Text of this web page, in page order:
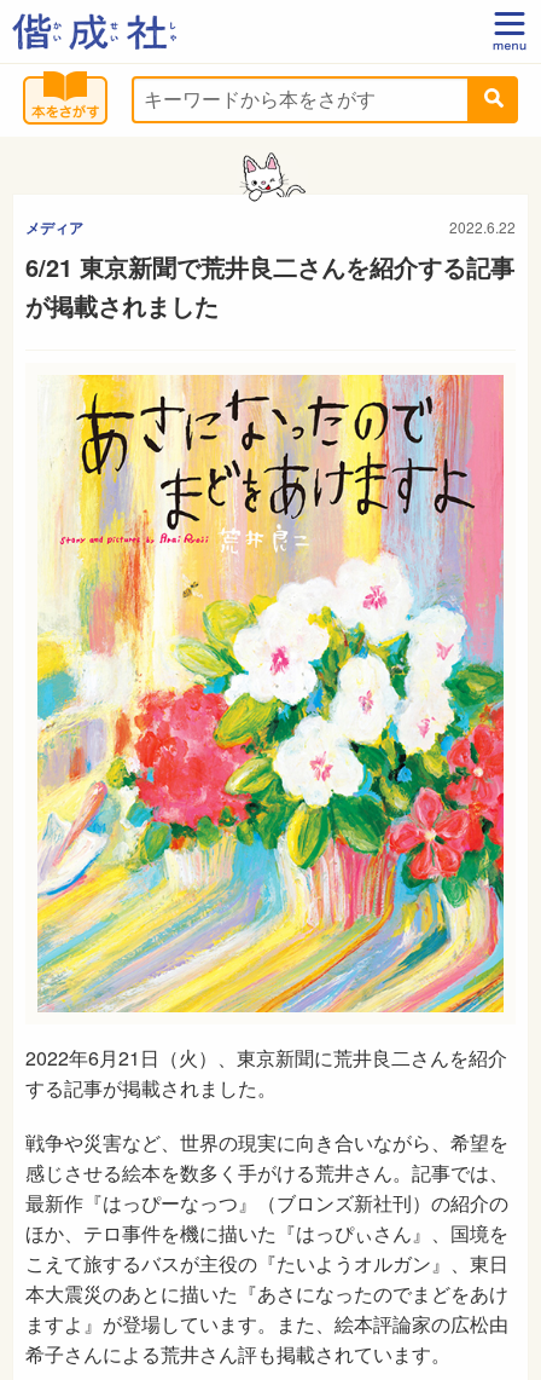
メディア 2022.6.22
6/21 東京新聞で荒井良二さんを紹介する記事
が掲載されました
2022年6月21日（火）、東京新聞に荒井良二さんを紹介
する記事が掲載されました。
戦争や災害など、世界の現実に向き合いながら、希望を
感じさせる絵本を数多く手がける荒井さん。記事では、
最新作『はっぴーなっつ』（ブロンズ新社刊）の紹介の
ほか、テロ事件を機に描いた『はっぴぃさん』、国境を
こえて旅するバスが主役の『たいようオルガン』、東日
本大震災のあとに描いた『あさになったのでまどをあけ
ますよ』が登場しています。また、絵本評論家の広松由
希子さんによる荒井さん評も掲載されています。